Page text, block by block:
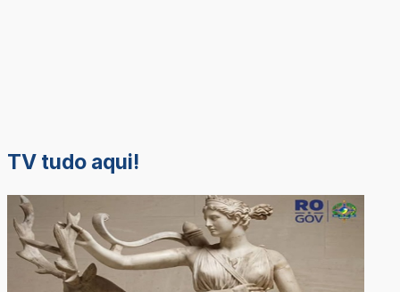
TV tudo aqui!